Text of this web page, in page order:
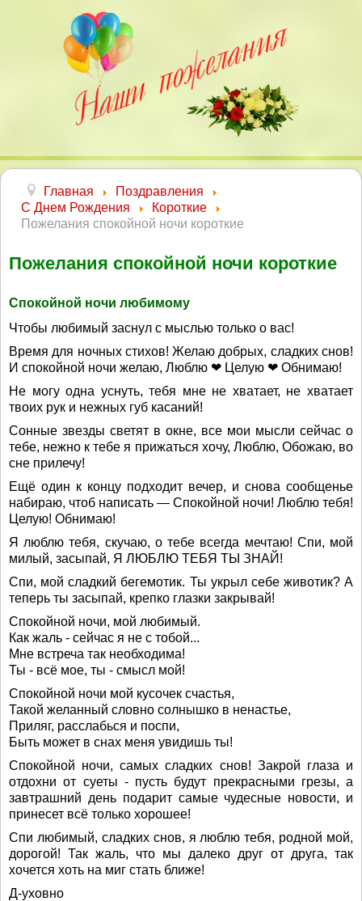
Главная
Поздравления
С Днем Рождения
Короткие
Пожелания спокойной ночи короткие
Пожелания спокойной ночи короткие
Спокойной ночи любимому
Чтобы любимый заснул с мыслью только о вас!
Время для ночных стихов! Желаю добрых, сладких снов!
И спокойной ночи желаю, Люблю ❤ Целую ❤ Обнимаю!
Не могу одна уснуть, тебя мне не хватает, не хватает
твоих рук и нежных губ касаний!
Сонные звезды светят в окне, все мои мысли сейчас о
тебе, нежно к тебе я прижаться хочу, Люблю, Обожаю, во
сне прилечу!
Ещё один к концу подходит вечер, и снова сообщенье
набираю, чтоб написать — Спокойной ночи! Люблю тебя!
Целую! Обнимаю!
Я люблю тебя, скучаю, о тебе всегда мечтаю! Спи, мой
милый, засыпай, Я ЛЮБЛЮ ТЕБЯ ТЫ ЗНАЙ!
Спи, мой сладкий бегемотик. Ты укрыл себе животик? А
теперь ты засыпай, крепко глазки закрывай!
Спокойной ночи, мой любимый.
Как жаль - сейчас я не с тобой...
Мне встреча так необходима!
Ты - всё мое, ты - смысл мой!
Спокойной ночи мой кусочек счастья,
Такой желанный словно солнышко в ненастье,
Приляг, расслабься и поспи,
Быть может в снах меня увидишь ты!
Спокойной ночи, самых сладких снов! Закрой глаза и
отдохни от суеты - пусть будут прекрасными грезы, а
завтрашний день подарит самые чудесные новости, и
принесет всё только хорошее!
Спи любимый, сладких снов, я люблю тебя, родной мой,
дорогой! Так жаль, что мы далеко друг от друга, так
хочется хоть на миг стать ближе!
Д-уховно